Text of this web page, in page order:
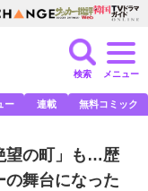
検索 メニュー
ー 連載 無料コミック
望の町」も…歴
の舞台になった